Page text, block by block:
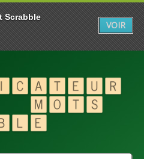
Scrabble
VOIR